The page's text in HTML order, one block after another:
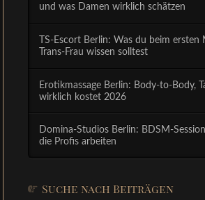
und was Damen wirklich schätzen
TS-Escort Berlin: Was du beim ersten
Trans-Frau wissen solltest
Erotikmassage Berlin: Body-to-Body,
wirklich kostet 2026
Domina-Studios Berlin: BDSM-
die Profis arbeiten
Suche nach Beiträgen